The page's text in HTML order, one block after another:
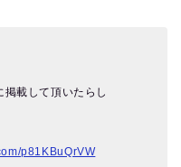
載して頂いたらし
p81KBuQrVW